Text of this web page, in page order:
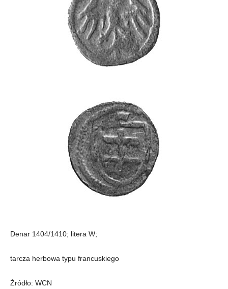
Denar 1404/1410; litera W;
tarcza herbowa typu francuskiego
Źródło: WCN